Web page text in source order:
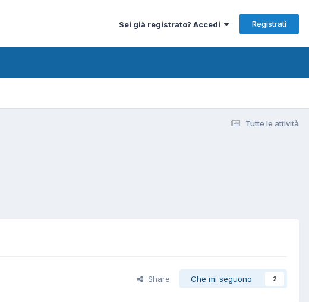
Sei già registrato? Accedi Registrati
Tutte le attività
Share Che mi seguono 2